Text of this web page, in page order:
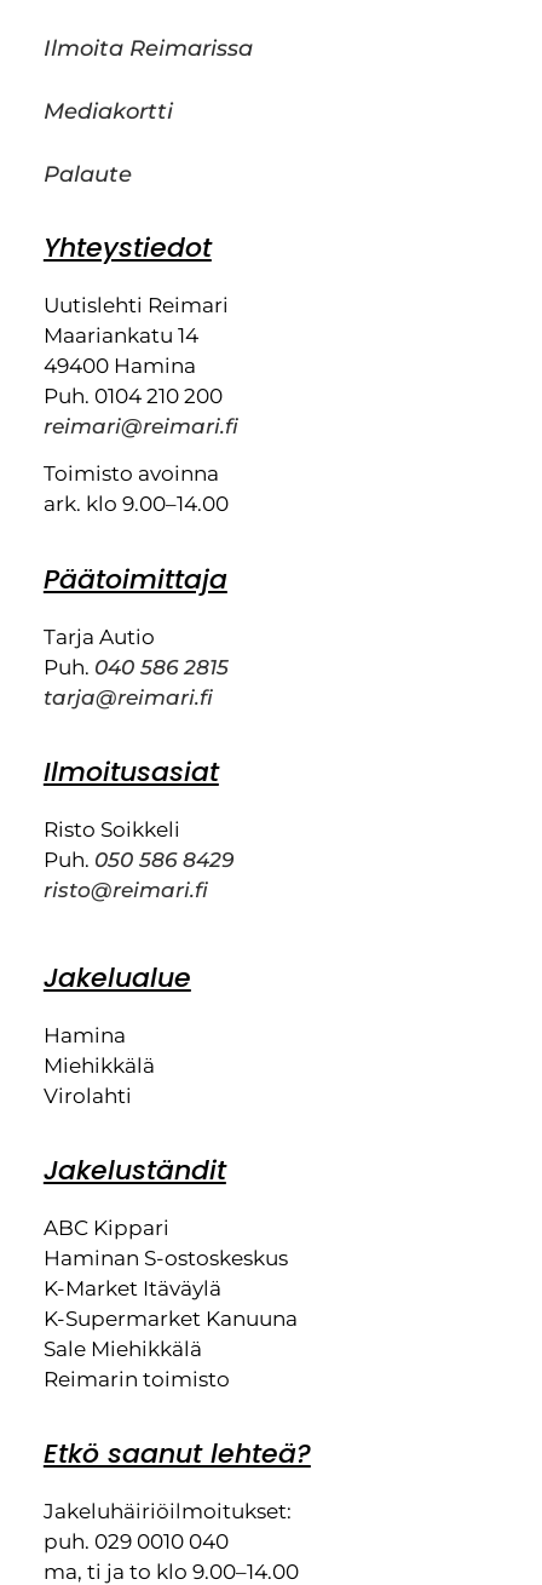
Ilmoita Reimarissa
Mediakortti
Palaute
Yhteystiedot
Uutislehti Reimari
Maariankatu 14
49400 Hamina
Puh. 0104 210 200
reimari@reimari.fi
Toimisto avoinna
ark. klo 9.00–14.00
Päätoimittaja
Tarja Autio
Puh. 040 586 2815
tarja@reimari.fi
Ilmoitusasiat
Risto Soikkeli
Puh. 050 586 8429
risto@reimari.fi
Jakelualue
Hamina
Miehikkälä
Virolahti
Jakeluständit
ABC Kippari
Haminan S-ostoskeskus
K-Market Itäväylä
K-Supermarket Kanuuna
Sale Miehikkälä
Reimarin toimisto
Etkö saanut lehteä?
Jakeluhäiriöilmoitukset:
puh. 029 0010 040
ma, ti ja to klo 9.00–14.00